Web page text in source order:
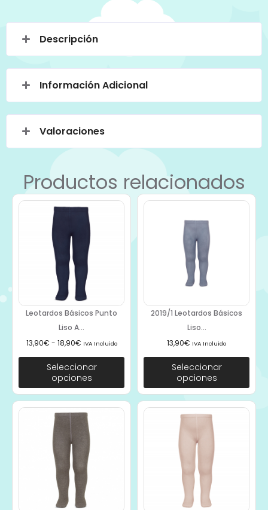
Descripción
Información Adicional
Valoraciones
Productos relacionados
Leotardos Básicos Punto
Liso A...
13,90€ - 18,90€ IVA Incluido
Seleccionar
opciones
2019/1 Leotardos Básicos
Liso...
13,90€ IVA Incluido
Seleccionar
opciones